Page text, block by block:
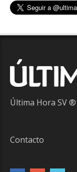
Última Hora SV ®
Contacto